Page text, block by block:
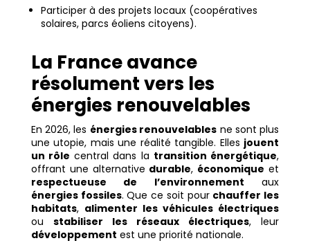
Participer à des projets locaux (coopératives
solaires, parcs éoliens citoyens).
La France avance
résolument vers les
énergies renouvelables
En 2026, les énergies renouvelables ne sont plus
une utopie, mais une réalité tangible. Elles jouent
un rôle central dans la transition énergétique,
offrant une alternative durable, économique et
respectueuse de l’environnement aux
énergies fossiles. Que ce soit pour chauffer les
habitats, alimenter les véhicules électriques
ou stabiliser les réseaux électriques, leur
développement est une priorité nationale.